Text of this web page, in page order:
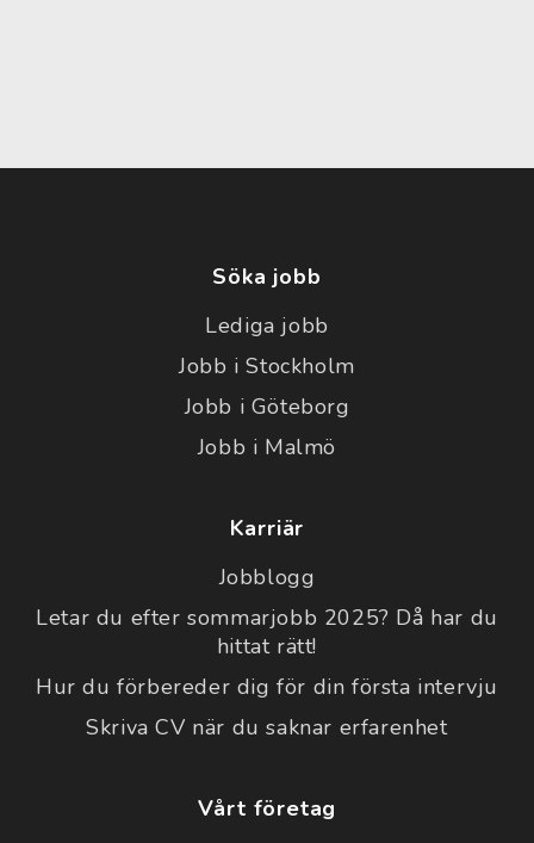
Söka jobb
Lediga jobb
Jobb i Stockholm
Jobb i Göteborg
Jobb i Malmö
Karriär
Jobblogg
Letar du efter sommarjobb 2025? Då har du
hittat rätt!
Hur du förbereder dig för din första intervju
Skriva CV när du saknar erfarenhet
Vårt företag